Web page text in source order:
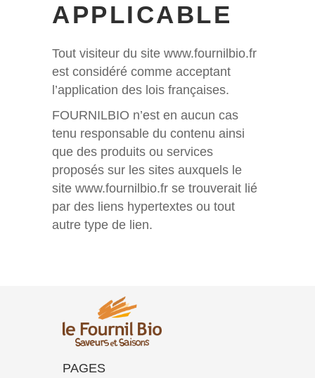
APPLICABLE
Tout visiteur du site www.fournilbio.fr
est considéré comme acceptant
l’application des lois françaises.
FOURNILBIO n’est en aucun cas
tenu responsable du contenu ainsi
que des produits ou services
proposés sur les sites auxquels le
site www.fournilbio.fr se trouverait lié
par des liens hypertextes ou tout
autre type de lien.
PAGES